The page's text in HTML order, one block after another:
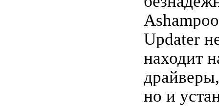
Updater
находит
драйверы,
но и